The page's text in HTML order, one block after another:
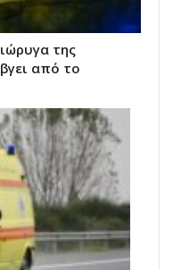
της
από το